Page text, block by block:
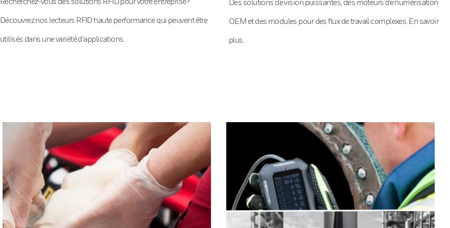
Découvrez nos lecteurs RFID haute performance qui peuvent être
utilisés dans une variété d’applications.
Des solutions de vision puissantes, des moteurs de numérisation
OEM et des modules pour des flux de travail complexes. En savoir
plus.